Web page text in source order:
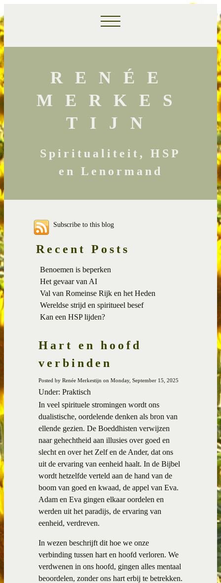
RENÉE
MERKES
TIJN
Spiritualiteit, HSP
en Lenormand
Subscribe to this blog
Recent Posts
Benoemen is beperken
Het gevaar van AI
Val van Romeinse Rijk en het Heden
Wereldse strijd en spiritueel besef
Kan een HSP lijden?
Hart en hoofd
verbinden
Posted by Renée Merkestijn on Monday, September 15, 2025
Under: Praktisch
In veel spirituele stromingen wordt ons
dualistische, oordelende denken als bron van
ellende gezien. De Boeddhisten verwijzen
naar gehechtheid aan illusies over goed en
slecht en over het Zelf en de Ander, dat ons
uit de ervaring van eenheid haalt. In de Bijbel
wordt hetzelfde verteld aan de hand van de
boom van goed en kwaad, de appel van Eva.
Adam en Eva gingen elkaar oordelen en
werden uit het paradijs, de ervaring van
eenheid, verdreven.
In wezen beschrijft dit hoe we onze
verbinding tussen hart en hoofd verloren. We
verdwenen in ons hoofd, gingen alles mentaal
beoordelen, zonder ons hart erbij te betrekken.